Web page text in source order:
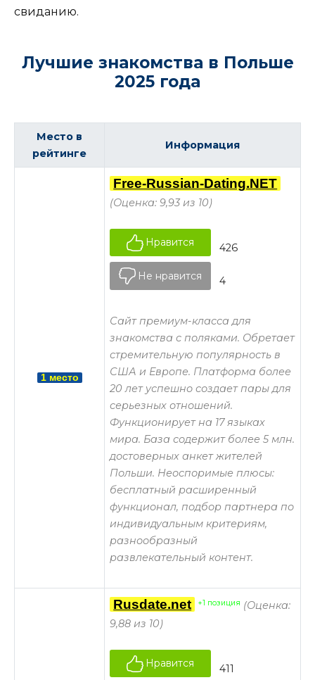
свиданию.
Лучшие знакомства в Польше
2025 года
Место в
рейтинге
Информация
1 место
Free-Russian-Dating.NET
(Оценка: 9,93 из 10)
Нравится 426
Не нравится 4
Сайт премиум-класса для
знакомства с поляками. Обретает
стремительную популярность в
США и Европе. Платформа более
20 лет успешно создает пары для
серьезных отношений.
Функционирует на 17 языках
мира. База содержит более 5 млн.
достоверных анкет жителей
Польши. Неоспоримые плюсы:
бесплатный расширенный
функционал, подбор партнера по
индивидуальным критериям,
разнообразный
развлекательный контент.
Rusdate.net +1 позиция (Оценка:
9,88 из 10)
Нравится 411